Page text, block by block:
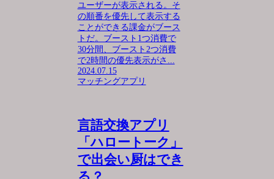
ユーザーが表示される。そ
の順番を優先して表示する
ことができる課金がブース
トだ。ブースト1つ消費で
30分間、ブースト2つ消費
で2時間の優先表示がさ...
2024.07.15
マッチングアプリ
言語交換アプリ
「ハロートーク」
で出会い厨はでき